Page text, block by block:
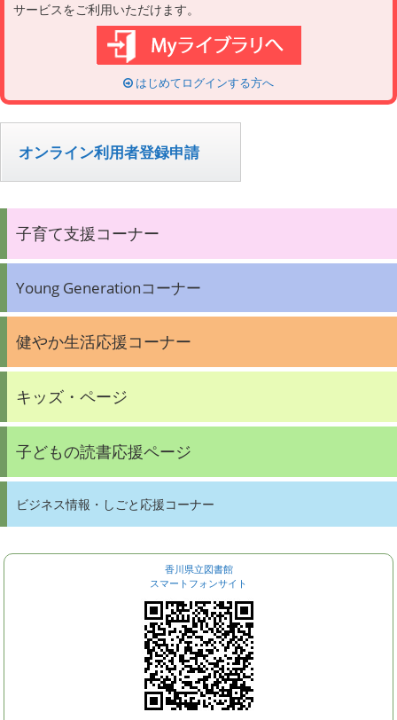
サービスをご利用いただけます。
はじめてログインする方へ
オンライン利用者登録申請
子育て支援コーナー
Young Generationコーナー
健やか生活応援コーナー
キッズ・ページ
子どもの読書応援ページ
ビジネス情報・しごと応援コーナー
香川県立図書館
スマートフォンサイト